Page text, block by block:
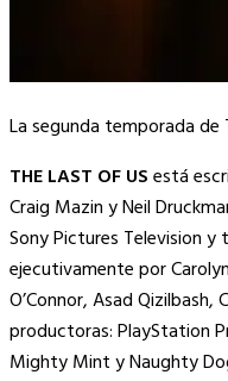
La segunda temporada de
THE LAST OF USestá
Craig Mazin y Neil
Sony Pictures Television
ejecutivamente por
O’Connor, Asad Qizilbash,
productoras: PlayStation
Mighty Mint y Naughty